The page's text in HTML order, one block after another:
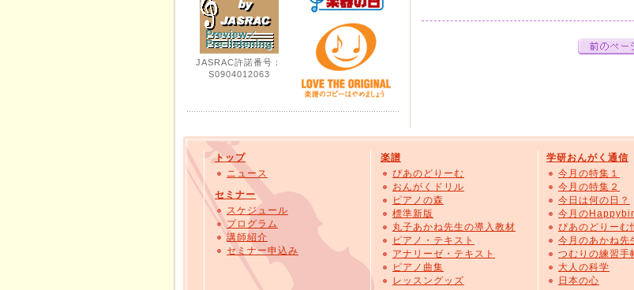
JASRAC許諾番号：
S0904012063
トップ
ニュース
セミナー
スケジュール
プログラム
講師紹介
セミナー申込み
楽譜
ぴあのどりーむ
おんがくドリル
ピアノの森
標準新版
丸子あかね先生の導入教材
ピアノ・テキスト
アナリーゼ・テキスト
ピアノ曲集
レッスングッズ
学研おんがく通信
今月の特集１
今月の特集２
今日は何の日？
今月の
ぴあのどりーむ
今月のあかね先
つむりの練習手
大人の科学
日本の心